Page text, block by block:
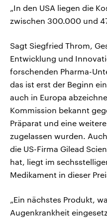
„In den USA liegen die
zwischen 300.000 und
Sagt Siegfried Throm,
Entwicklung und
forschenden Pharma-
das ist erst der Beginn
auch in Europa
Kommission bekannt
Präparat und eine
zugelassen wurden.
die US-Firma Gilead
hat, liegt im
Medikament in dieser
„Ein nächstes Produkt,
Augenkrankheit